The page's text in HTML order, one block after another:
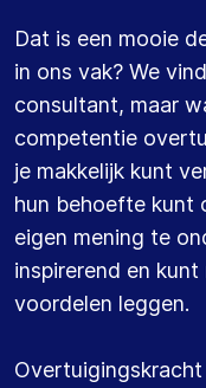
Dat is een mooie
in ons vak? We
consultant, maar
competentie
je makkelijk kunt
hun behoefte kunt
eigen mening te
inspirerend en
voordelen leggen.